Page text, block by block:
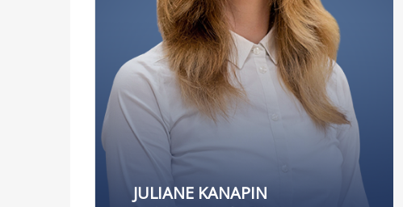
JULIANE KANAPIN